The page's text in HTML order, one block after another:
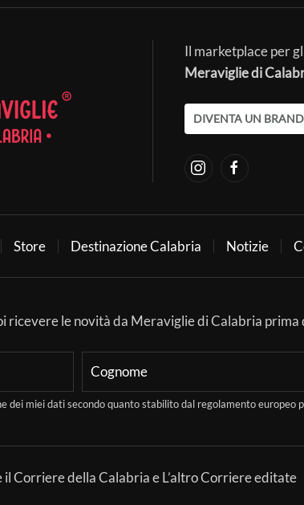
Il marketplace per
Meraviglie di
DIVENTA UN BRAND
Store Destinazione Calabria Notizie
ricevere le novità da Meraviglie di Calabria
dei miei dati secondo quanto stabilito dal regolamento
il Corriere della Calabria e L’altro Corriere editate